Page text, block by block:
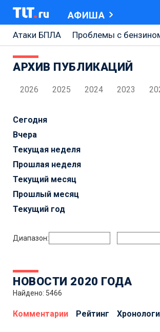
АФИША
Атаки БПЛА
Проблемы с
АВТОВАЗ
Ремонт Центральной площади
Набережная Тольятти
Неделя Тольятти
АРХИВ ПУБЛИКАЦИЙ
2026 2025 2024 2023
Сегодня
Вчера
Текущая неделя
Прошлая неделя
Текущий месяц
Прошлый месяц
Текущий год
Диапазон:
НОВОСТИ 2020 ГОДА
Найдено: 5466
Комментарии Рейтинг